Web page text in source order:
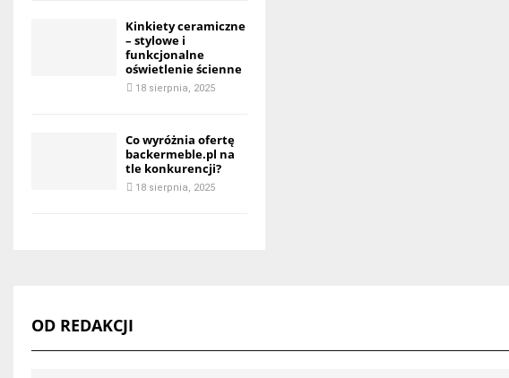
Kinkiety ceramiczne
– stylowe i
funkcjonalne
oświetlenie ścienne
18 sierpnia, 2025
Co wyróżnia ofertę
backermeble.pl na
tle konkurencji?
18 sierpnia, 2025
OD REDAKCJI